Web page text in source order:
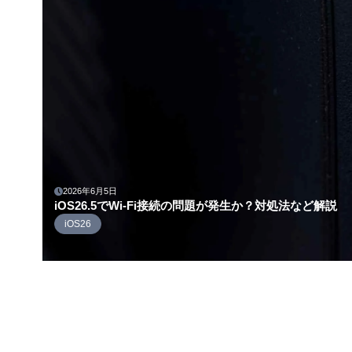
2026年6月5日
iOS26.5でWi-Fi接続の問題が発生か？対処法など解説
iOS26